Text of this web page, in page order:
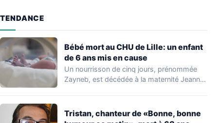
TENDANCE
Bébé mort au CHU de Lille: un enfant
de 6 ans mis en cause
Un nourrisson de cinq jours, prénommée
Zayneb, est décédée à la maternité Jeanne
Tristan, chanteur de «Bonne, bonne